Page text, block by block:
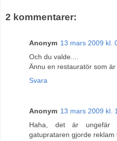
2 kommentarer:
Anonym 13 mars 2009 kl.
Och du valde....
Ännu en restauratör som
Svara
Anonym 13 mars 2009 kl.
Haha, det är ungefär
gatuprataren gjorde reklam